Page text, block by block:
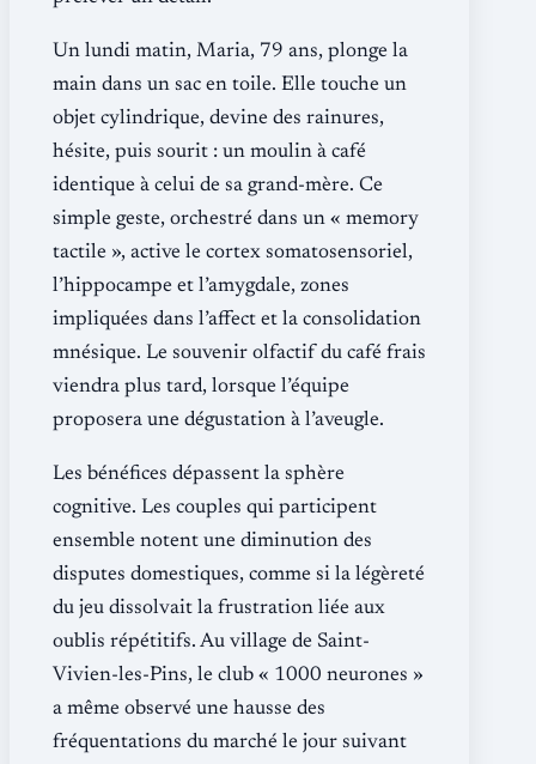
Un lundi matin, Maria, 79 ans, plonge la
main dans un sac en toile. Elle touche un
objet cylindrique, devine des rainures,
hésite, puis sourit : un moulin à café
identique à celui de sa grand-mère. Ce
simple geste, orchestré dans un « memory
tactile », active le cortex somatosensoriel,
l’hippocampe et l’amygdale, zones
impliquées dans l’affect et la consolidation
mnésique. Le souvenir olfactif du café frais
viendra plus tard, lorsque l’équipe
proposera une dégustation à l’aveugle.
Les bénéfices dépassent la sphère
cognitive. Les couples qui participent
ensemble notent une diminution des
disputes domestiques, comme si la légèreté
du jeu dissolvait la frustration liée aux
oublis répétitifs. Au village de Saint-
Vivien-les-Pins, le club « 1000 neurones »
a même observé une hausse des
fréquentations du marché le jour suivant